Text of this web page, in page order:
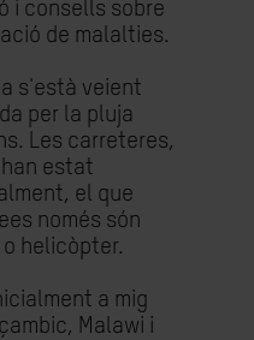
i consells sobre
de malalties.
s'està veient
per la pluja
Les carreteres,
estat
el que
només són
helicòpter.
a mig
Malawi i